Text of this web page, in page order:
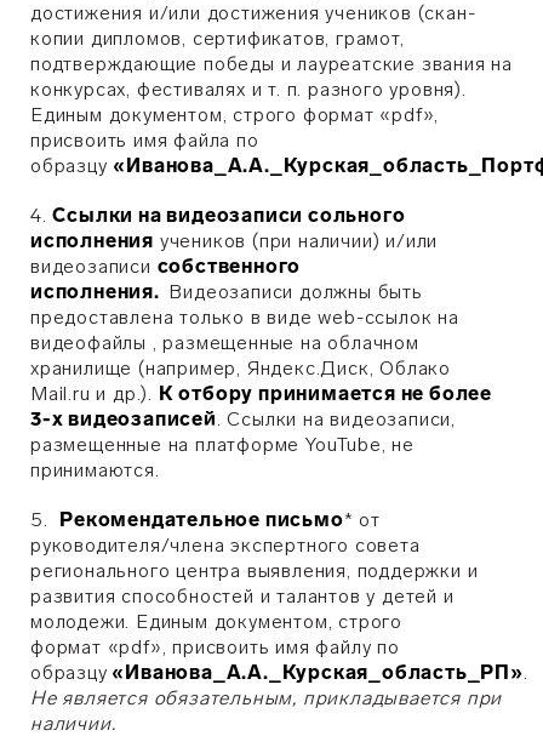
достижения и/или достижения учеников (скан-
копии дипломов, сертификатов, грамот,
подтверждающие победы и лауреатские звания на
конкурсах, фестивалях и т. п. разного уровня).
Единым документом, строго формат «pdf»,
присвоить имя файла по
образцу
4.Ссылки на видеозаписи сольного
исполнения учеников (при наличии) и/или
видеозаписи собственного
исполнения. Видеозаписи должны быть
предоставлена только в виде web-ссылок на
видеофайлы , размещенные на облачном
хранилище (например, Яндекс.Диск, Облако
Mail.ru и др.). К отбору принимается не более
3-х видеозаписей. Ссылки на видеозаписи,
размещенные на платформе YouTube, не
принимаются.
5. Рекомендательное письмо* от
руководителя/члена экспертного совета
регионального центра выявления, поддержки и
развития способностей и талантов у детей и
молодежи. Единым документом, строго
формат «pdf», присвоить имя файлу по
образцу «Иванова_А.А._Курская_область_РП». ​
Не является обязательным, прикладывается при
наличии.